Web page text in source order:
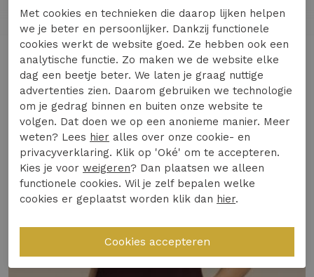
STUDIO ANNELOES, een stijlvolle en
comfortabele toevoeging aan je garderobe. Deze
donkerbruine broek, ook wel 'espresso'
genoemd, is perfect voor de modebewuste
vrouw die houdt van een unieke look.
Materiaal & Comfort:De Mariel trousers zijn
gemaakt van een zachte, ademende stof die
heerlijk aanvoelt op de huid.
Design & Pasvorm:Met een ballonvormige
pasvorm biedt deze broek een trendy en
flatterend silhouet.
Duurzaamheid of Kwaliteit:Deze broek is
een slimme investering dankzij de
hoogwaardige materialen die zorgen voor
Lees meer
Specificaties
Winkelvoorraad
Gerelateerde producten
Met cookies en technieken die daarop lijken helpen
we je beter en persoonlijker. Dankzij functionele
cookies werkt de website goed. Ze hebben ook een
analytische functie. Zo maken we de website elke
dag een beetje beter. We laten je graag nuttige
advertenties zien. Daarom gebruiken we technologie
om je gedrag binnen en buiten onze website te
volgen. Dat doen we op een anonieme manier. Meer
weten? Lees hier alles over onze cookie- en
privacyverklaring. Klik op 'Oké' om te accepteren.
Kies je voor weigeren? Dan plaatsen we alleen
functionele cookies. Wil je zelf bepalen welke
cookies er geplaatst worden klik dan hier.